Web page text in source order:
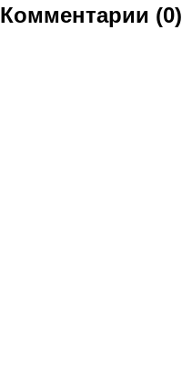
Комментарии (0)